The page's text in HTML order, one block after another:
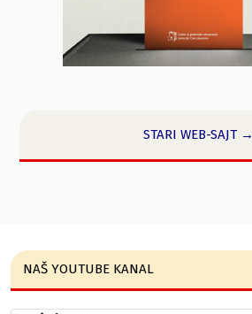
STARI WEB-SAJT →
NAŠ YOUTUBE KANAL